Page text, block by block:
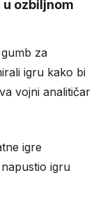
ozbiljnom
za
igru kako bi
vojni analitičar
igre
igru